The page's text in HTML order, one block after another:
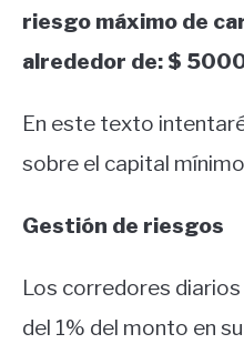
riesgo máximo de
alrededor de: $
En este texto
sobre el capital
Gestión de riesgos
Los corredores
del 1% del monto en